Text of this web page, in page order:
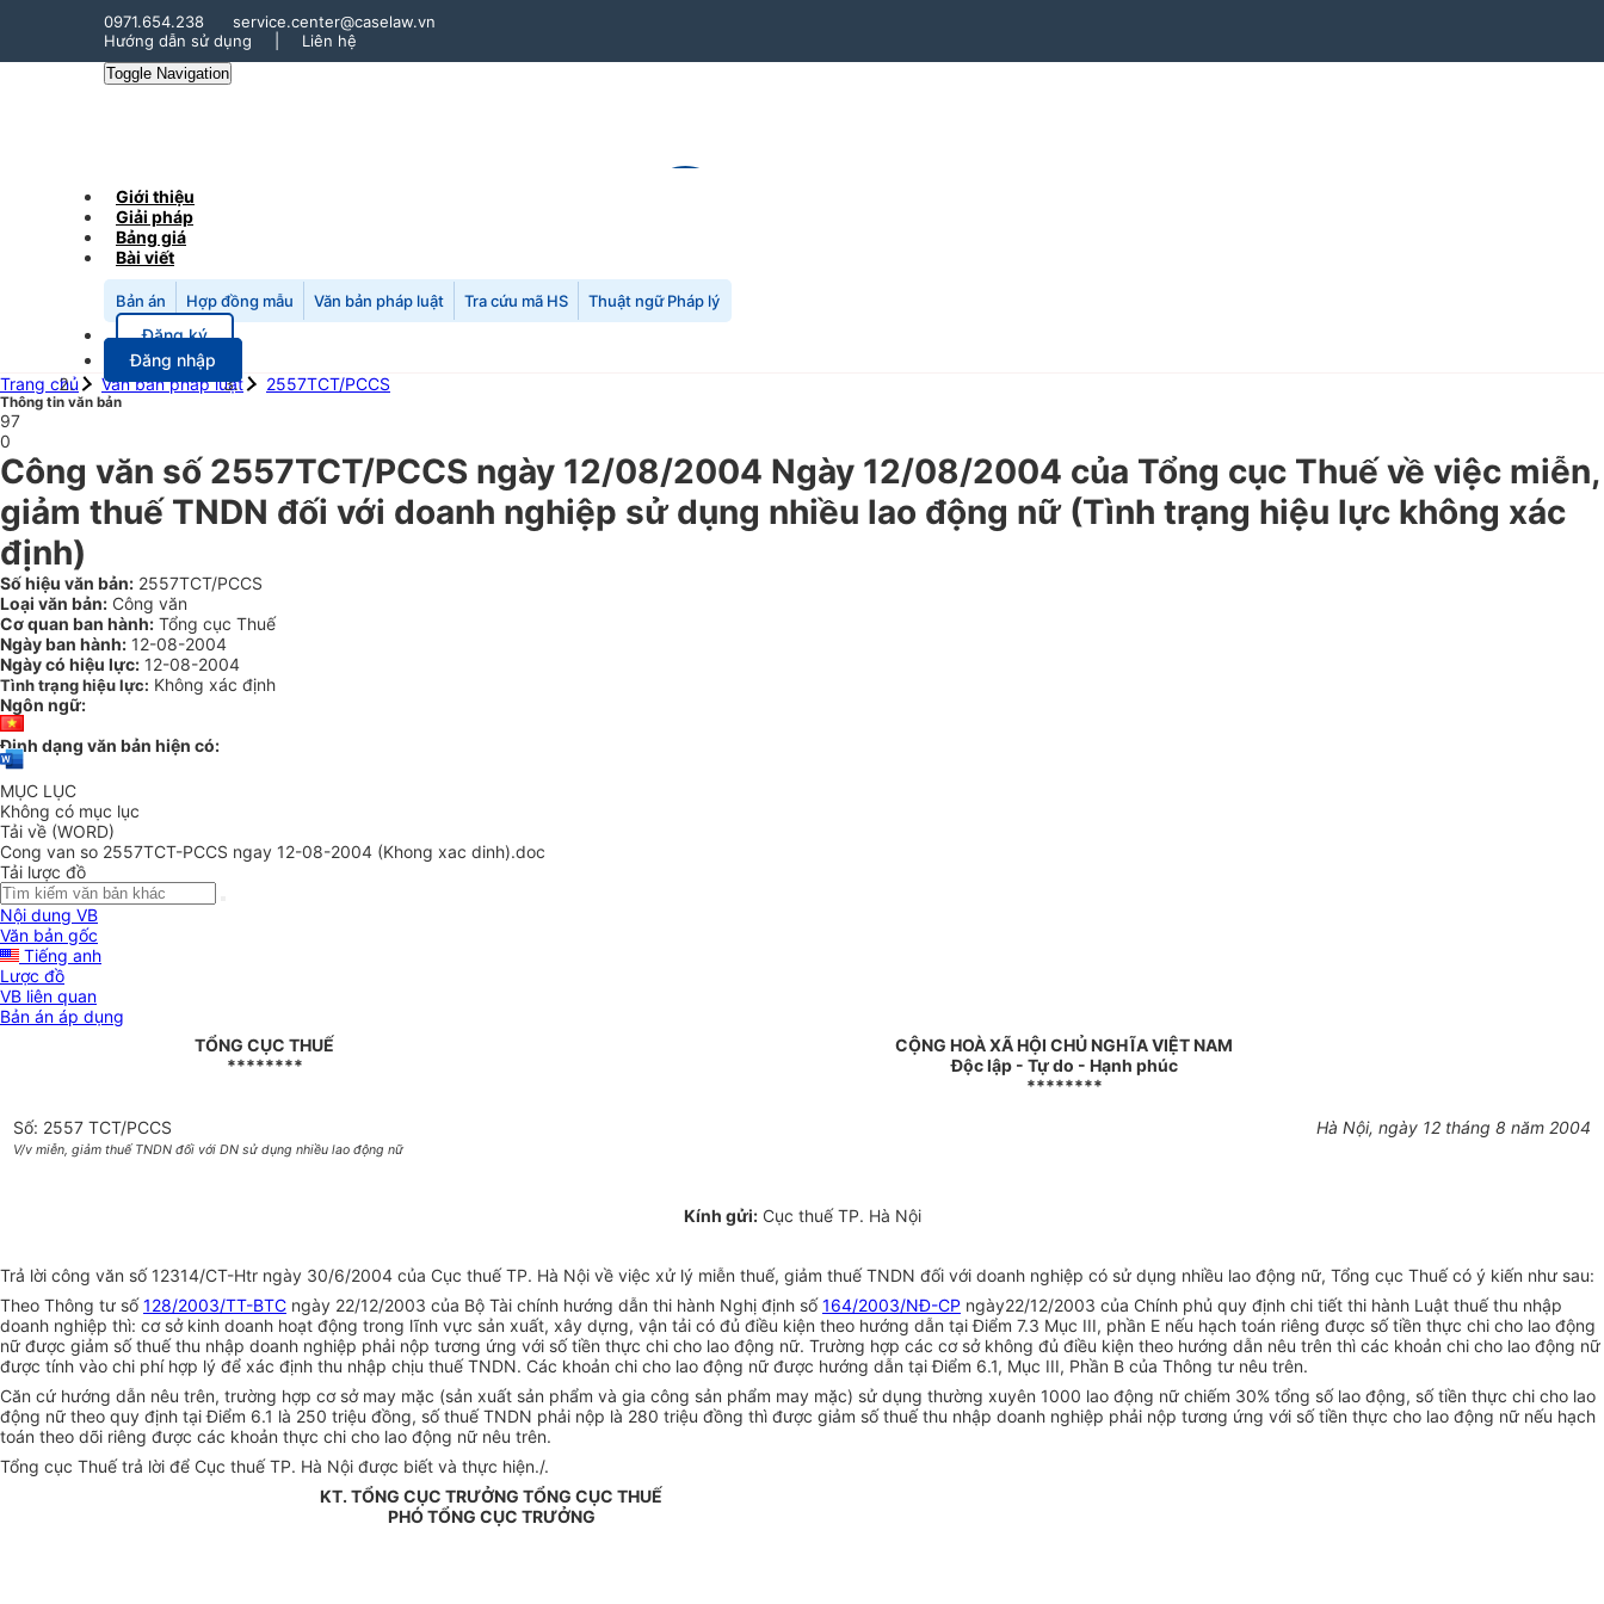
0971.654.238
service.center@caselaw.vn
Hướng dẫn sử dụng
Liên hệ
Toggle Navigation
Giới thiệu
Giải pháp
Bảng giá
Bài viết
Bản án Hợp đồng mẫu Văn bản pháp luật Tra cứu mã HS Thuật ngữ Pháp lý
Đăng ký
Đăng nhập
Trang chủ
Văn bản pháp luật 2557TCT/PCCS
Thông tin văn bản
97
0
Công văn số 2557TCT/PCCS ngày 12/08/2004 Ngày 12/08/2004 của Tổng cục Thuế về việc miễn,
giảm thuế TNDN đối với doanh nghiệp sử dụng nhiều lao động nữ (Tình trạng hiệu lực không xác
định)
Số hiệu văn bản: 2557TCT/PCCS
Loại văn bản: Công văn
Cơ quan ban hành: Tổng cục Thuế
Ngày ban hành: 12-08-2004
Ngày có hiệu lực: 12-08-2004
Tình trạng hiệu lực: Không xác định
Ngôn ngữ:
Định dạng văn bản hiện có:
MỤC LỤC
Không có mục lục
Tải về (WORD)
Cong van so 2557TCT-PCCS ngay 12-08-2004 (Khong xac dinh).doc
Tải lược đồ
Nội dung VB
Văn bản gốc
Tiếng anh
Lược đồ
VB liên quan
Bản án áp dụng
TỔNG CỤC THUẾ
********
CỘNG HOÀ XÃ HỘI CHỦ NGHĨA VIỆT NAM
Độc lập - Tự do - Hạnh phúc
********
Số: 2557 TCT/PCCS
V/v miễn, giảm thuế TNDN đối với DN sử dụng nhiều lao động nữ
Hà Nội, ngày 12 tháng 8 năm 2004
Kính gửi:Cục thuế TP. Hà Nội
Trả lời công văn số 12314/CT-Htr ngày 30/6/2004 của Cục thuế TP. Hà Nội về việc xử lý miễn thuế, giảm thuế TNDN đối với doanh nghiệp có sử dụng nhiều lao động nữ, Tổng cục Thuế có ý kiến như sau:
Theo Thông tư số128/2003/TT-BTC ngày 22/12/2003 của Bộ Tài chính hướng dẫn thi hành Nghị định số164/2003/NĐ-CP ngày22/12/2003 của Chính phủ quy định chi tiết thi hành Luật thuế thu nhập
doanh nghiệp thì: cơ sở kinh doanh hoạt động trong lĩnh vực sản xuất, xây dựng, vận tải có đủ điều kiện theo hướng dẫn tại Điểm 7.3 Mục III, phần E nếu hạch toán riêng được số tiền thực chi cho lao động
nữ được giảm số thuế thu nhập doanh nghiệp phải nộp tương ứng với số tiền thực chi cho lao động nữ. Trường hợp các cơ sở không đủ điều kiện theo hướng dẫn nêu trên thì các khoản chi cho lao động nữ
được tính vào chi phí hợp lý để xác định thu nhập chịu thuế TNDN. Các khoản chi cho lao động nữ được hướng dẫn tại Điểm 6.1, Mục III, Phần B của Thông tư nêu trên.
Căn cứ hướng dẫn nêu trên, trường hợp cơ sở may mặc (sản xuất sản phẩm và gia công sản phẩm may mặc) sử dụng thường xuyên 1000 lao động nữ chiếm 30% tổng số lao động, số tiền thực chi cho lao
động nữ theo quy định tại Điểm 6.1 là 250 triệu đồng, số thuế TNDN phải nộp là 280 triệu đồng thì được giảm số thuế thu nhập doanh nghiệp phải nộp tương ứng với số tiền thực cho lao động nữ nếu hạch
toán theo dõi riêng được các khoản thực chi cho lao động nữ nêu trên.
Tổng cục Thuế trả lời để Cục thuế TP. Hà Nội được biết và thực hiện./.
KT. TỔNG CỤC TRƯỞNG TỔNG CỤC THUẾ
PHÓ TỔNG CỤC TRƯỞNG